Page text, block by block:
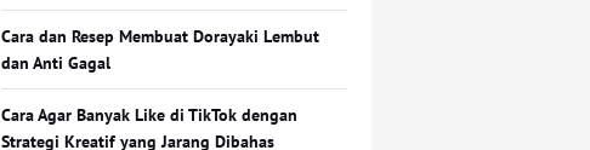
Cara dan Resep Membuat Dorayaki Lembut
dan Anti Gagal
Cara Agar Banyak Like di TikTok dengan
Strategi Kreatif yang Jarang Dibahas